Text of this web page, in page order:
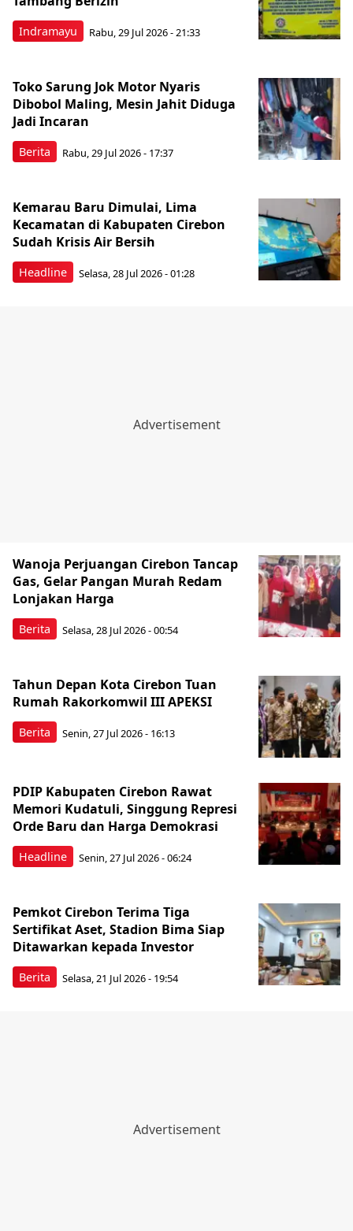
Indramayu Rabu, 29 Jul 2026 - 21:33
Berita
Toko Sarung Jok Motor Nyaris
Dibobol Maling, Mesin Jahit Diduga
Jadi Incaran
Rabu, 29 Jul 2026 - 17:37
Headline
Kemarau Baru Dimulai, Lima
Kecamatan di Kabupaten Cirebon
Sudah Krisis Air Bersih
Selasa, 28 Jul 2026 - 01:28
Berita
Wanoja Perjuangan Cirebon Tancap
Gas, Gelar Pangan Murah Redam
Lonjakan Harga
Selasa, 28 Jul 2026 - 00:54
Berita
Tahun Depan Kota Cirebon Tuan
Rumah Rakorkomwil III APEKSI
Senin, 27 Jul 2026 - 16:13
Headline
PDIP Kabupaten Cirebon Rawat
Memori Kudatuli, Singgung Represi
Orde Baru dan Harga Demokrasi
Senin, 27 Jul 2026 - 06:24
Berita
Pemkot Cirebon Terima Tiga
Sertifikat Aset, Stadion Bima Siap
Ditawarkan kepada Investor
Selasa, 21 Jul 2026 - 19:54